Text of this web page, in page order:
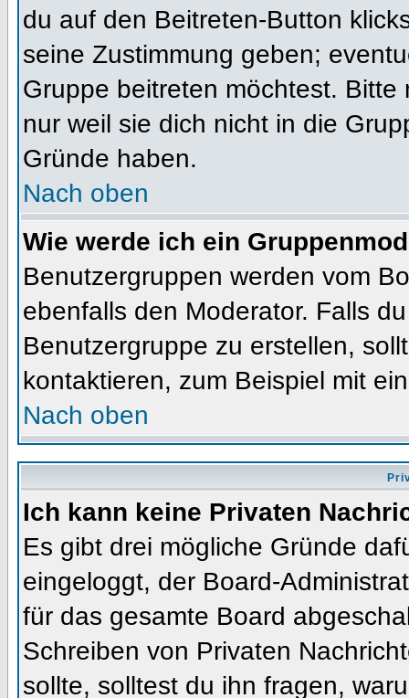
du auf den Beitreten-Button
seine Zustimmung geben;
Gruppe beitreten möchtest.
nur weil sie dich nicht in die
Gründe haben.
Nach oben
Wie werde ich ein
Benutzergruppen werden vom
ebenfalls den Moderator. Falls
Benutzergruppe zu erstellen,
kontaktieren, zum Beispiel mit
Nach oben
Ich kann keine Privaten
Es gibt drei mögliche Gründe
eingeloggt, der Board-
für das gesamte Board
Schreiben von Privaten
sollte, solltest du ihn fragen,